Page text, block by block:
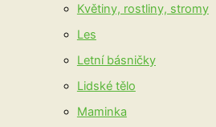
Květiny, rostliny, stromy
Les
Letní básničky
Lidské tělo
Maminka